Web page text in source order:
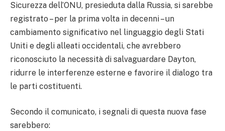
Sicurezza dell’ONU, presieduta dalla Russia, si sarebbe
registrato – per la prima volta in decenni – un
cambiamento significativo nel linguaggio degli Stati
Uniti e degli alleati occidentali, che avrebbero
riconosciuto la necessità di salvaguardare Dayton,
ridurre le interferenze esterne e favorire il dialogo tra
le parti costituenti.
Secondo il comunicato, i segnali di questa nuova fase
sarebbero: